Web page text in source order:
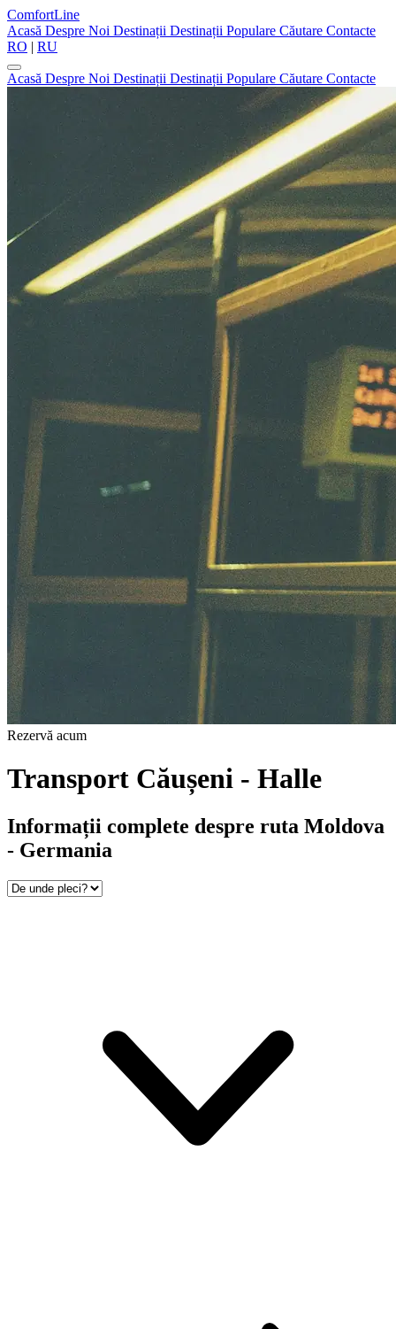
ComfortLine
Acasă Despre Noi Destinații Destinații Populare Căutare Contacte
RO | RU
Acasă Despre Noi Destinații Destinații Populare Căutare Contacte
Rezervă acum
Transport Căușeni - Halle
Informații complete despre ruta Moldova
- Germania